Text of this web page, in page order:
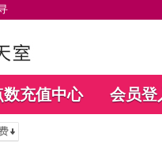
数充值中心 会员登